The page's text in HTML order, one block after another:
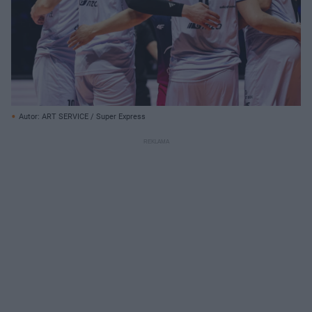
Autor: ART SERVICE / Super Express